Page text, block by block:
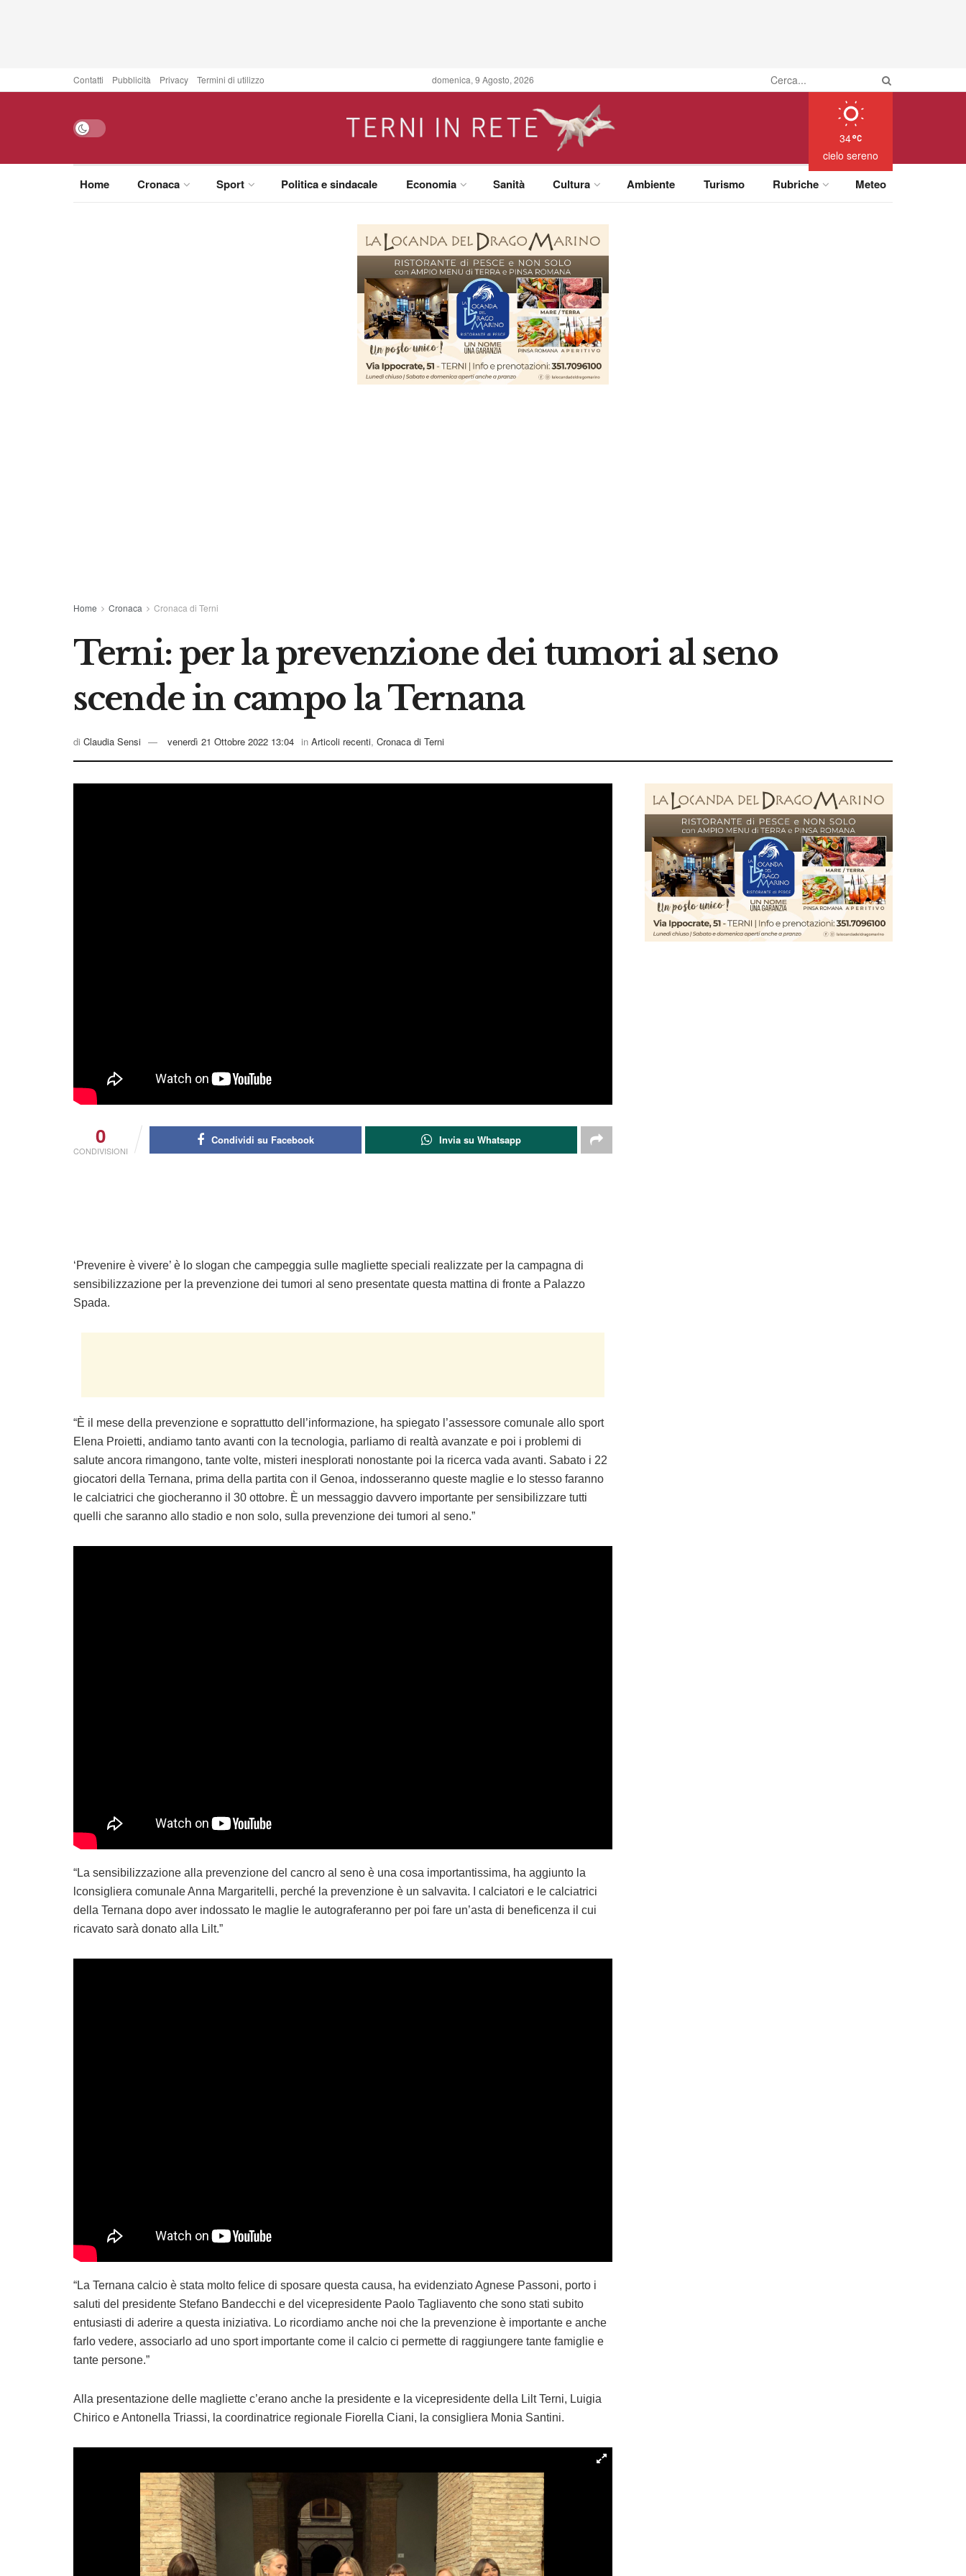
Contatti Pubblicità Privacy Termini di utilizzo domenica, 9 Agosto, 2026
34
cielo sereno
Home Cronaca Sport Politica e sindacale Economia Sanità Cultura Ambiente Turismo Rubriche Meteo
Home Cronaca Cronaca di Terni
Terni: per la prevenzione dei tumori al seno
scende in campo la Ternana
di Claudia Sensi venerdì 21 Ottobre 2022 13:04 in Articoli recenti, Cronaca di Terni
0
CONDIVISIONI
Condividi su Facebook Invia su Whatsapp
‘Prevenire è vivere’ è lo slogan che campeggia sulle magliette speciali realizzate per la campagna di
sensibilizzazione per la prevenzione dei tumori al seno presentate questa mattina di fronte a Palazzo
Spada.
“È il mese della prevenzione e soprattutto dell’informazione, ha spiegato l’assessore comunale allo sport
Elena Proietti, andiamo tanto avanti con la tecnologia, parliamo di realtà avanzate e poi i problemi di
salute ancora rimangono, tante volte, misteri inesplorati nonostante poi la ricerca vada avanti. Sabato i 22
giocatori della Ternana, prima della partita con il Genoa, indosseranno queste maglie e lo stesso faranno
le calciatrici che giocheranno il 30 ottobre. È un messaggio davvero importante per sensibilizzare tutti
quelli che saranno allo stadio e non solo, sulla prevenzione dei tumori al seno.”
“La sensibilizzazione alla prevenzione del cancro al seno è una cosa importantissima, ha aggiunto la
lconsigliera comunale Anna Margaritelli, perché la prevenzione è un salvavita. I calciatori e le calciatrici
della Ternana dopo aver indossato le maglie le autograferanno per poi fare un’asta di beneficenza il cui
ricavato sarà donato alla Lilt.”
“La Ternana calcio è stata molto felice di sposare questa causa, ha evidenziato Agnese Passoni, porto i
saluti del presidente Stefano Bandecchi e del vicepresidente Paolo Tagliavento che sono stati subito
entusiasti di aderire a questa iniziativa. Lo ricordiamo anche noi che la prevenzione è importante e anche
farlo vedere, associarlo ad uno sport importante come il calcio ci permette di raggiungere tante famiglie e
tante persone.”
Alla presentazione delle magliette c’erano anche la presidente e la vicepresidente della Lilt Terni, Luigia
Chirico e Antonella Triassi, la coordinatrice regionale Fiorella Ciani, la consigliera Monia Santini.